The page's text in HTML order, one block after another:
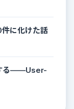
に化けた話
る——User-